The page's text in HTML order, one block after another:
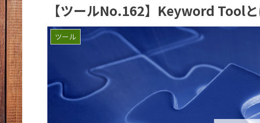
【ツールNo.162】Keyword Tool
ツール